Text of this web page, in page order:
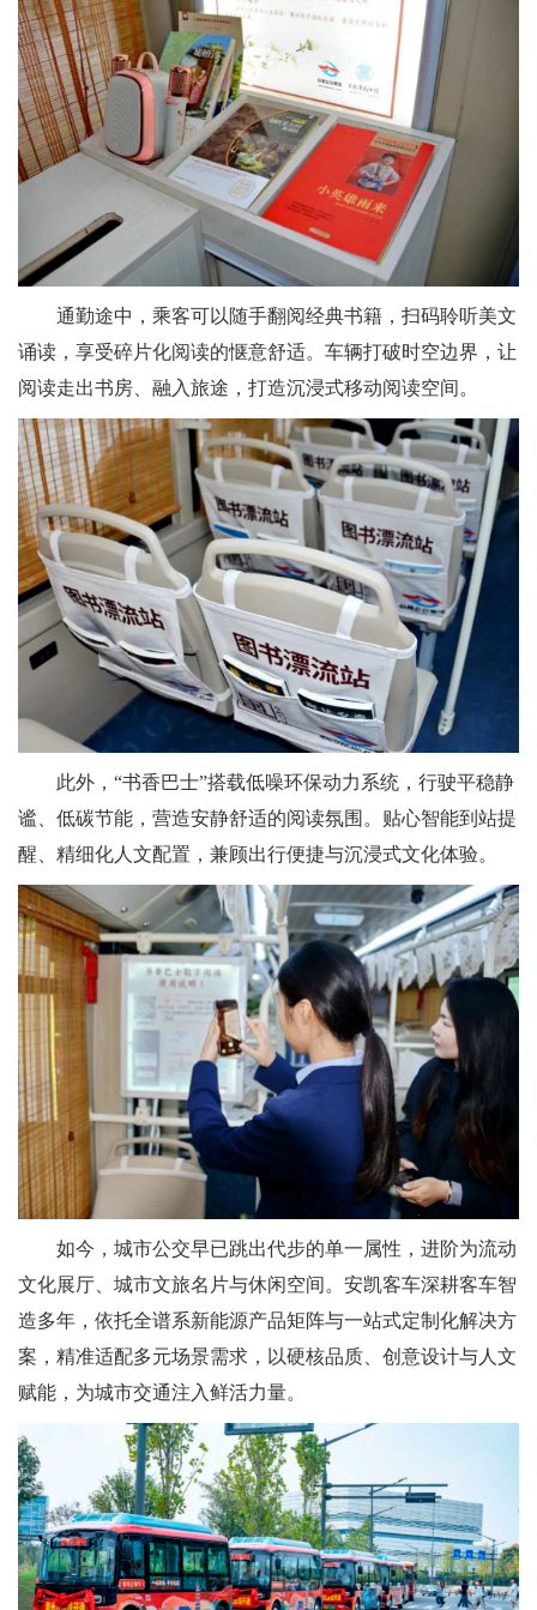
通勤途中，乘客可以随手翻阅经典书籍，扫码聆听美文
诵读，享受碎片化阅读的惬意舒适。车辆打破时空边界，让
阅读走出书房、融入旅途，打造沉浸式移动阅读空间。
此外，“书香巴士”搭载低噪环保动力系统，行驶平稳静
谧、低碳节能，营造安静舒适的阅读氛围。贴心智能到站提
醒、精细化人文配置，兼顾出行便捷与沉浸式文化体验。
如今，城市公交早已跳出代步的单一属性，进阶为流动
文化展厅、城市文旅名片与休闲空间。安凯客车深耕客车智
造多年，依托全谱系新能源产品矩阵与一站式定制化解决方
案，精准适配多元场景需求，以硬核品质、创意设计与人文
赋能，为城市交通注入鲜活力量。